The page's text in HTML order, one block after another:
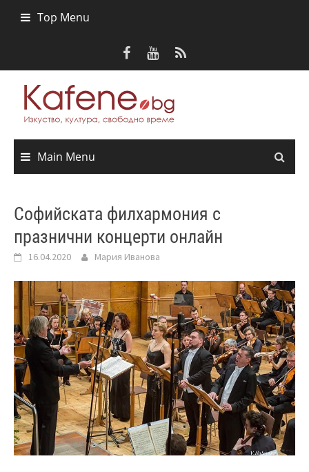
Top Menu
Main Menu
Сoфийската филхармония с
празнични концерти онлайн
16.04.2020 Мария Иванова